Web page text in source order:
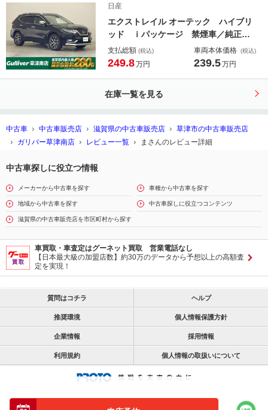
／ハーフレザーシート／両側パワース
ライドドア
日産
エクストレイル オーテック ハイブリ
ッド ｉパッケージ 禁煙車／純正１
０インチナビ／レザーシート／アラウ
ンドビューモニター／プロパイロット
ックドア／パワーシート／シートヒー
支払総額 (税込)
249.8万円
車両本体価格 (税込)
239.5万円
在庫一覧を見る
中古車 中古車販売店 滋賀県の中古車販売店
草津市の中古車販売店
ガリバー草津南店
レビュー一覧 まさんのレビュー詳細
中古車探しに役立つ情報
メーカーから中古車を探す 車種から中古車を探す
地域から中古車を探す 中古車探しに役立つコンテンツ
滋賀県の中古車販売店を市区町村から探す
車買取・車査定はグーネット買取 営業電話なし
【日本最大級の加盟店数】約30万のデータから予想以上の高額査
定を実現！
質問はコチラ ヘルプ
推奨環境 個人情報保護方針
企業情報 採用情報
利用規約 個人情報の取扱いについて